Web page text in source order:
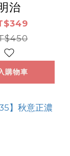
治
購物車